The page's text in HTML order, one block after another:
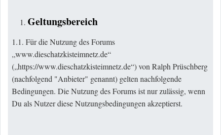
Geltungsbereich
1.1. Für die Nutzung des Forums
„www.dieschatzkisteimnetz.de“
(„https://www.dieschatzkisteimnetz.de“) von Ralph Prüschberg
(nachfolgend "Anbieter" genannt) gelten nachfolgende
Bedingungen. Die Nutzung des Forums ist nur zulässig, wenn
Du als Nutzer diese Nutzungsbedingungen akzeptierst.